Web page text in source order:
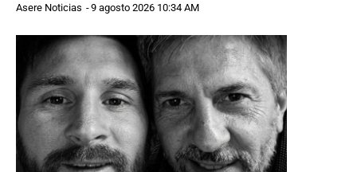
Asere Noticias -9 agosto 2026 10:34 AM